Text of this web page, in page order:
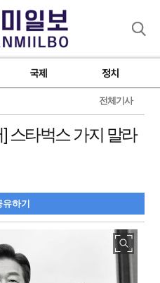
국제 정치
전체기사
스타벅스 가지 말라
유하기